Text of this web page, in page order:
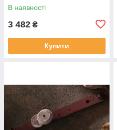
В наявності
3 482 ₴
Купити